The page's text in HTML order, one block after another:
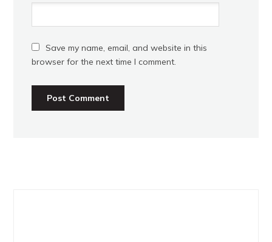
Save my name, email, and website in this
browser for the next time I comment.